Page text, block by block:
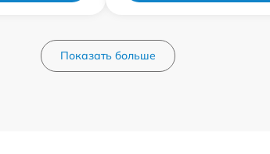
Показать больше